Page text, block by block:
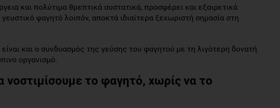
και πολύτιμα θρεπτικά συστατικά, προσφέρει και εξαιρετικά
φαγητό λοιπόν, αποκτά ιδιαίτερα ξεχωριστή σημασία στη
και ο συνδυασμός της γεύσης του φαγητού με τη λιγότερη δυνατή
οργανισμό.
το φαγητό, χωρίς να το